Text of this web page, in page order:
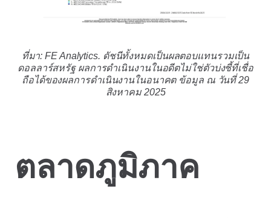
ที่มา: FE Analytics. ดัชนีทั้งหมดเป็นผลตอบแทนรวมเป็น
ดอลลาร์สหรัฐ ผลการดำเนินงานในอดีตไม่ใช่ตัวบ่งชี้ที่เชื่อ
ถือได้ของผลการดำเนินงานในอนาคต ข้อมูล ณ วันที่ 29
สิงหาคม 2025
ตลาดภูมิภาค